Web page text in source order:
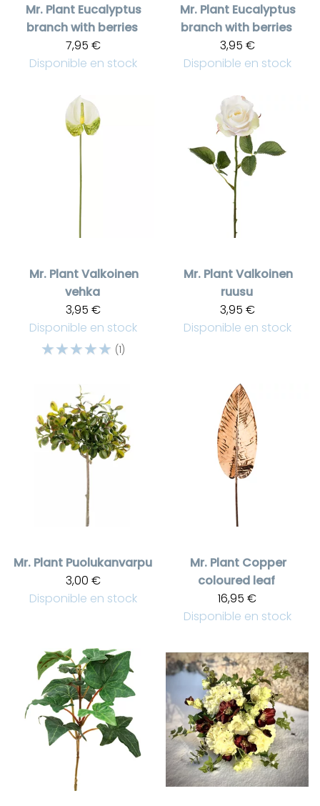
Mr. Plant Eucalyptus
branch with berries
7,95 €
Disponible en stock
Mr. Plant Eucalyptus
branch with berries
3,95 €
Disponible en stock
Mr. PlantValkoinen
vehka
3,95 €
Disponible en stock
☆☆☆☆☆ (1)
Mr. PlantValkoinen
ruusu
3,95 €
Disponible en stock
Mr. Plant Puolukanvarpu
3,00 €
Disponible en stock
Mr. Plant Copper
coloured leaf
16,95 €
Disponible en stock